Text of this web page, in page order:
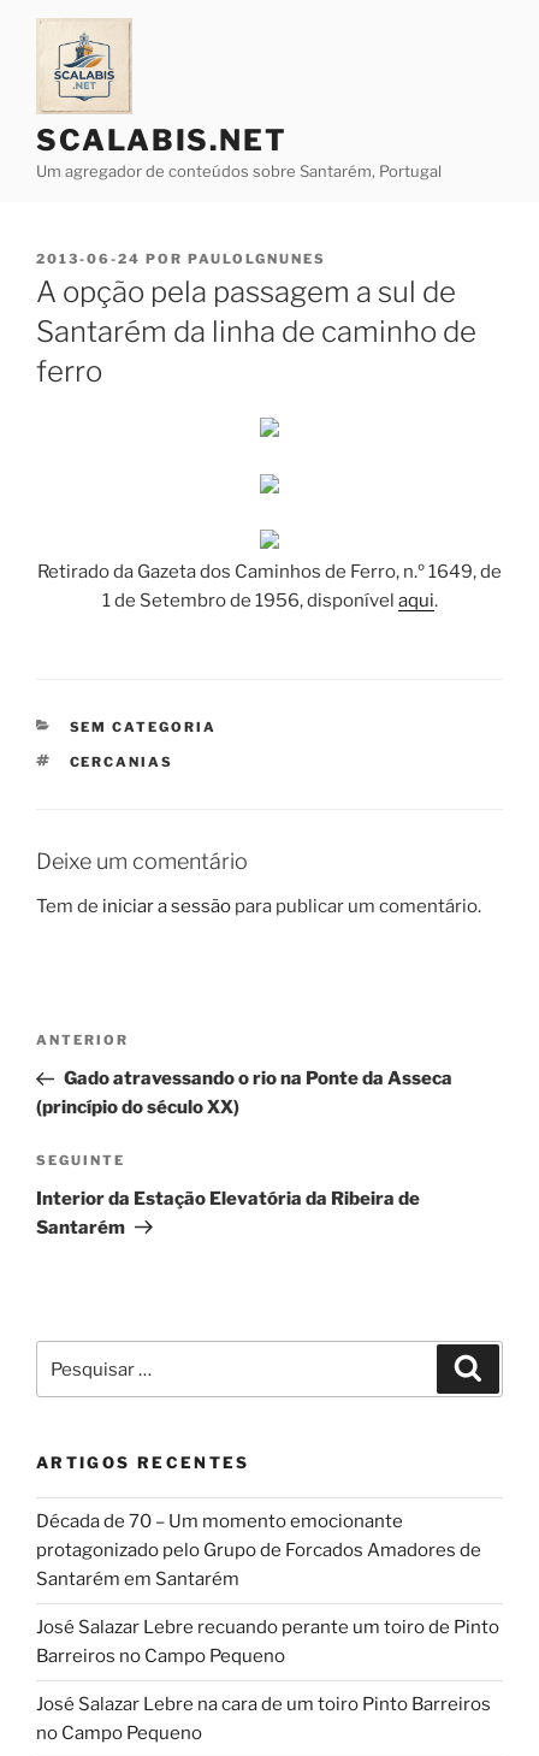
Saltar
conteúdo
SCALABIS.NET
Um agregador de conteúdos sobre Santarém, Portugal
PUBLICADO
EM
2013-06-24 POR PAULOLGNUNES
A opção pela passagem a sul de
Santarém da linha de caminho de
ferro
Retirado da Gazeta dos Caminhos de Ferro, n.º 1649, de
1 de Setembro de 1956, disponível aqui.
CATEGORIAS
SEM CATEGORIA
ETIQUETAS
CERCANIAS
Deixe um comentário
Tem de iniciar a sessão para publicar um comentário.
Navegação
artigos
Conteúdo
anterior
ANTERIOR
Gado atravessando o rio na Ponte da Asseca
(princípio do século XX)
Conteúdo
seguinte
SEGUINTE
Interior da Estação Elevatória da Ribeira de
Santarém
por:
ARTIGOS RECENTES
Década de 70 – Um momento emocionante
protagonizado pelo Grupo de Forcados Amadores de
Santarém em Santarém
José Salazar Lebre recuando perante um toiro de Pinto
Barreiros no Campo Pequeno
José Salazar Lebre na cara de um toiro Pinto Barreiros
no Campo Pequeno